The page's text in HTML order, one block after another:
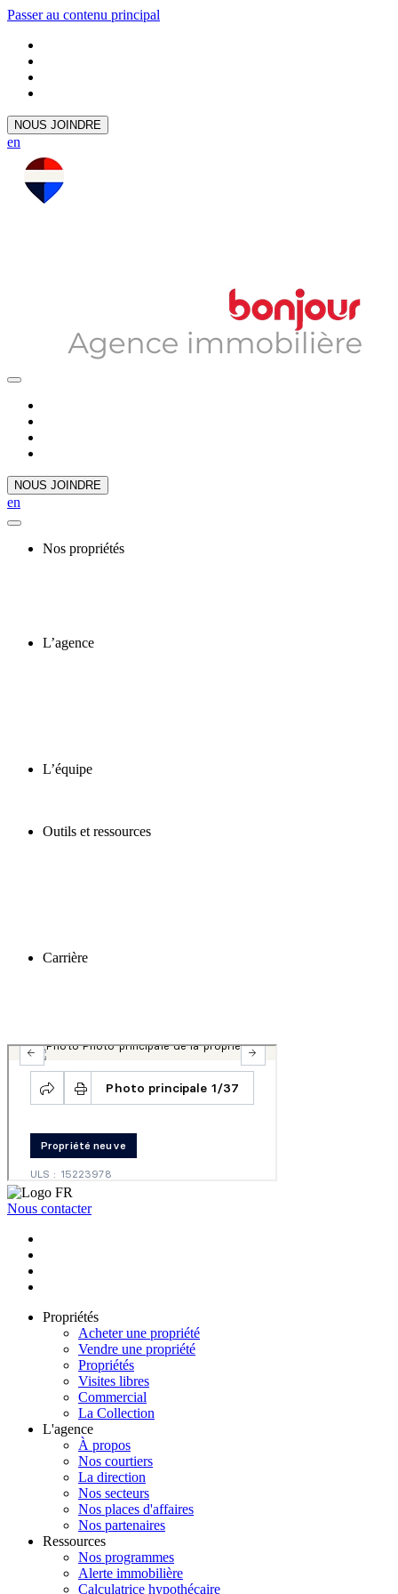
Passer au contenu principal
NOUS JOINDRE
en
NOUS JOINDRE
en
Nos propriétés
L’agence
L’équipe
Outils et ressources
Carrière
Nous contacter
Propriétés
Acheter une propriété
Vendre une propriété
Propriétés
Visites libres
Commercial
La Collection
L'agence
À propos
Nos courtiers
La direction
Nos secteurs
Nos places d'affaires
Nos partenaires
Ressources
Nos programmes
Alerte immobilière
Calculatrice hypothécaire